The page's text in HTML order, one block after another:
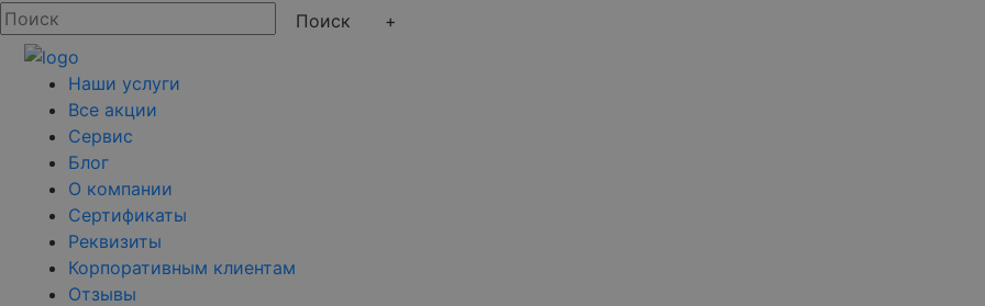
+
Наши услуги
Все акции
Сервис
Блог
О компании
Сертификаты
Реквизиты
Корпоративным клиентам
Отзывы